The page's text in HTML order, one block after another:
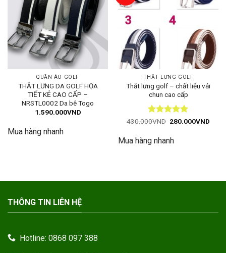
QUẦN ÁO GOLF
THẮT LƯNG DA GOLF HỌA
TIẾT KẺ CAO CẤP –
NRSTL0002 Da bê Togo
1.590.000VND
Mua hàng nhanh
THẮT LƯNG GOLF
Thắt lưng golf – chất liệu vải
chun cao cấp
Được xếp
sao
430.000VND Giá
430.000VND.
280.000VND
Mua hàng nhanh
THÔNG TIN LIÊN HỆ
Hotline: 0868 097 388